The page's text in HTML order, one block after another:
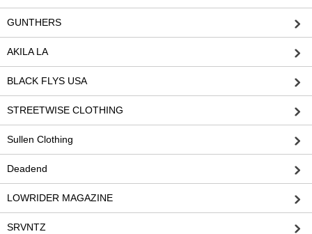
GUNTHERS
AKILA LA
BLACK FLYS USA
STREETWISE CLOTHING
Sullen Clothing
Deadend
LOWRIDER MAGAZINE
SRVNTZ